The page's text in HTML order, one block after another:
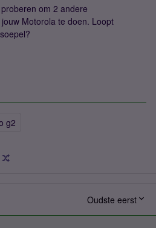
om 2 andere
Motorola te doen. Loopt
g2
Oudste eerst